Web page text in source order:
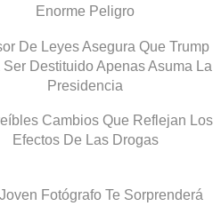
Enorme Peligro
De Leyes Asegura Que Trump
Ser Destituido Apenas Asuma La
Presidencia
Cambios Que Reflejan Los
Efectos De Las Drogas
Fotógrafo Te Sorprenderá